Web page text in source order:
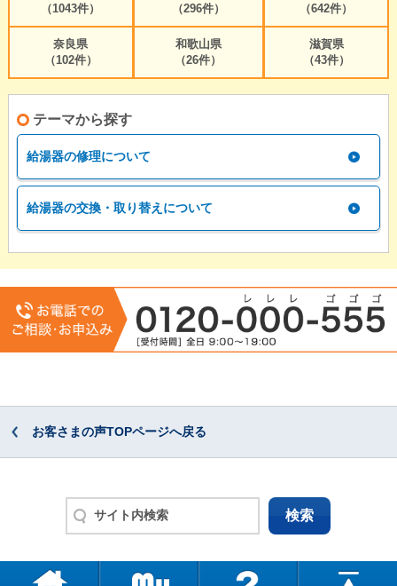
（1043件）
（296件）
（642件）
奈良県
（102件）
和歌山県
（26件）
滋賀県
（43件）
テーマから探す
給湯器の修理について
給湯器の交換・取り替えについて
お客さまの声TOPページへ戻る